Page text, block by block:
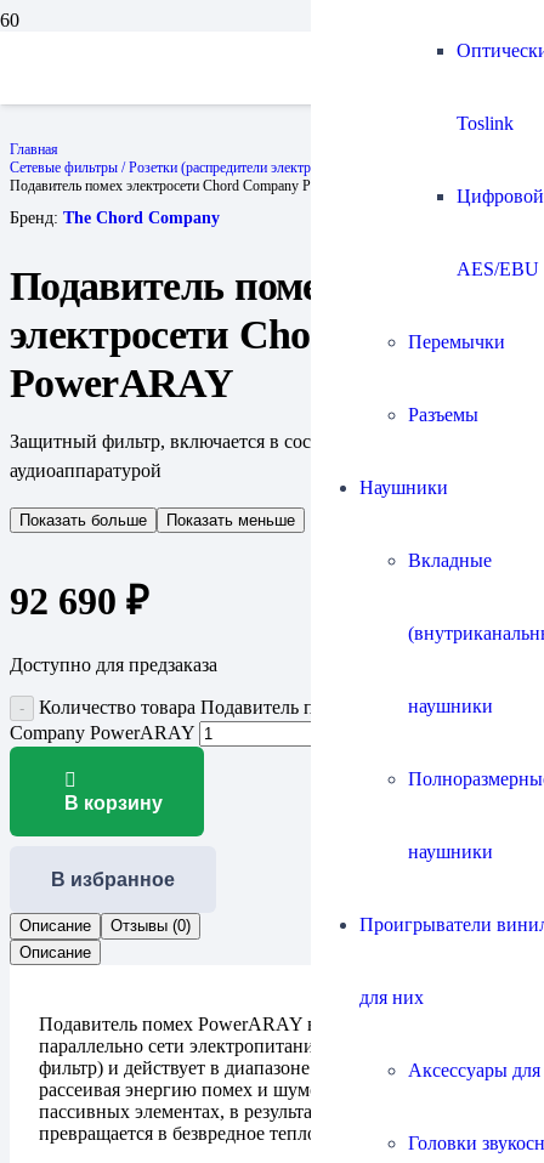
Toslink
Цифровой
AES/EBU
Перемычки
Разъемы
Наушники
Вкладные
наушники
наушники
Проигрыватели
для них
Аксессуары
Головки
Главная
Сетевые фильтры / Розетки (распредители электропитания)
Подавитель помех электросети Chord Company PowerARAY
Бренд: The Chord Company
Подавитель помех
электросети Chord Company
PowerARAY
Защитный фильтр, включается в соседнюю розетку с
аудиоаппаратурой
Показать больше Показать меньше
92 690 ₽
Доступно для предзаказа
Количество товара Подавитель помех электросети Chord
Company PowerARAY
В корзину
В избранное
Описание
Отзывы (0)
Описание
Подавитель помех PowerARAY включается
параллельно сети электропитания (шунтирующий
фильтр) и действует в диапазоне радиочастот,
рассеивая энергию помех и шумов на специальных
пассивных элементах, в результате чего она
превращается в безвредное тепло.